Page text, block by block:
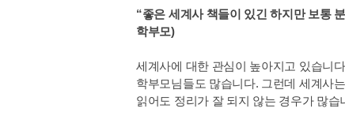
“좋은 세계사 책들이 있긴 하지만 보통
학부모)
세계사에 대한 관심이 높아지고 있습니
학부모님들도 많습니다. 그런데 세계사
읽어도 정리가 잘 되지 않는 경우가 많습